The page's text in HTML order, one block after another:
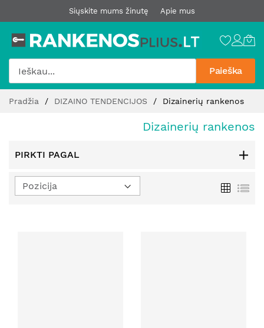
Siųskite mums žinutę Apie mus
Paieška
Pereiti
prie
Pradžia DIZAINO TENDENCIJOS Dizainerių rankenos
Dizainerių rankenos
PIRKTI PAGAL
Tinklelis